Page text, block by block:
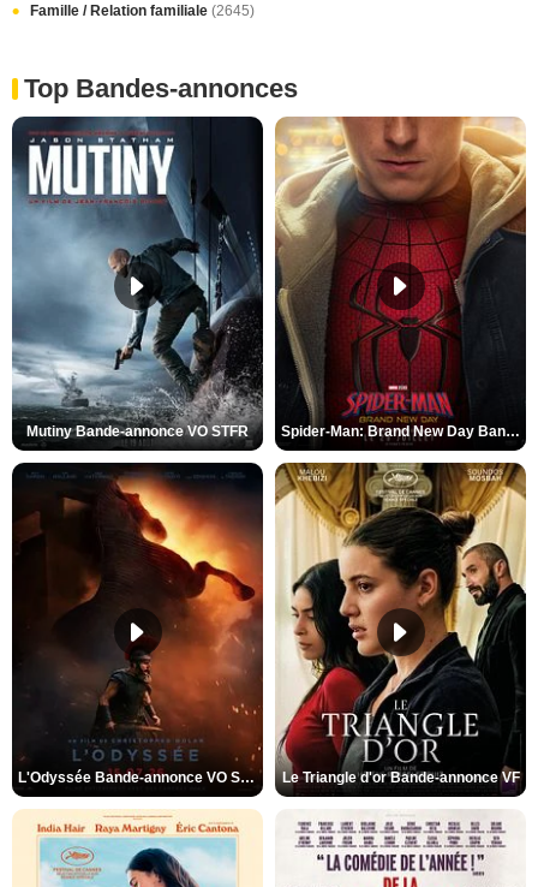
Famille / Relation familiale (2645)
Top Bandes-annonces
Mutiny Bande-annonce VO STFR Spider-Man: Brand New Day Bande-annonce VO STFR
L'Odyssée Bande-annonce VO STFR Le Triangle d'or Bande-annonce VF